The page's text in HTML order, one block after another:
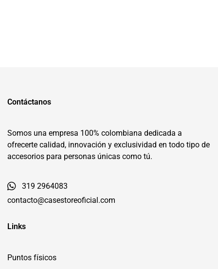
Contáctanos
Somos una empresa 100% colombiana dedicada a
ofrecerte calidad, innovación y exclusividad en todo tipo de
accesorios para personas únicas como tú.
319 2964083
contacto@casestoreoficial.com
Links
Puntos físicos